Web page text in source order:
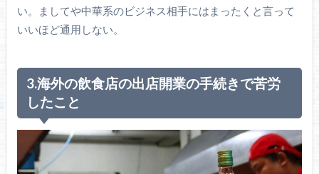
い。ましてや中華系のビジネス相手にはまったくと言って
いいほど通用しない。
3.海外の飲食店の出店開業の手続きで苦労
したこと